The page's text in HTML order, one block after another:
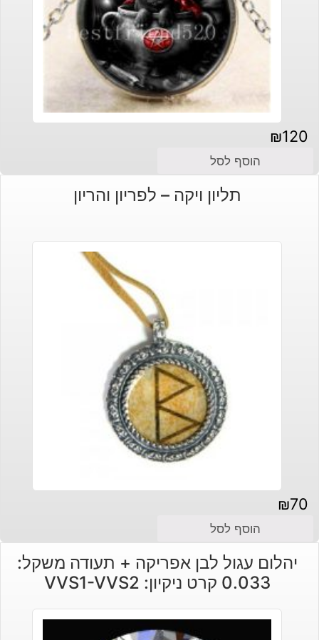
₪120
הוסף לסל
תליון ויקה – לפריון והריון
₪70
הוסף לסל
יהלום עגול לבן אפריקה + תעודה משקל:
0.033 קרט ניקיון: VVS1-VVS2